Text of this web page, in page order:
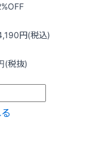
%OFF
円(税込)
(税抜)